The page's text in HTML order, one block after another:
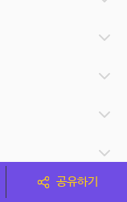
공유하기